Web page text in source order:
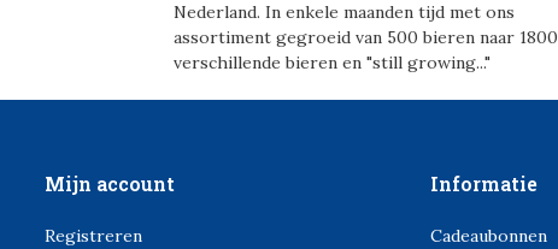
Nederland. In enkele maanden tijd met ons
assortiment gegroeid van 500 bieren naar 1800
verschillende bieren en "still growing..."
Mijn account
Registreren
Informatie
Cadeaubonnen